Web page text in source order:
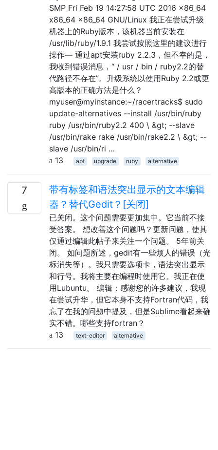
SMP Fri Feb 19 14:27:58 UTC 2016 x86_64
x86_64 x86_64 GNU/Linux 我正在尝试升级
机器上的Ruby版本，该机器当前安装在
/usr/lib/ruby/1.9.1 我尝试按照这里的建议进行
操作— 通过apt安装ruby 2.2.3，但不幸的是，
我收到错误消息，“ / usr / bin / ruby​​2.2的替
代路径不存在”。升级系统以使用Ruby 2.2或更
高版本的正确方法是什么？
myuser@myinstance:~/racertracks$ sudo
update-alternatives --install /usr/bin/ruby
ruby /usr/bin/ruby2.2 400 \ &gt; --slave
/usr/bin/rake rake /usr/bin/rake2.2 \ &gt; --
slave /usr/bin/ri …
13
apt upgrade ruby alternative
7
带有标签和语法突出显示的文本编辑
器？替代Gedit？[关闭]
已关闭。这个问题需要更加集中。它当前不接
受答案。 想改善这个问题吗？更新问题，使其
仅通过编辑此帖子来关注一个问题。 5年前关
闭。 如问题所述，gedit有一些烦人的错误（光
标消失等）。我只需要选项卡，语法突出显示
和行号。我将主要在编程时使用它。我正在使
用Lubuntu。 编辑：感谢您的许多建议，我现
在尝试升华，但它本身不支持Fortran代码，我
忘了在我的问题中提及，但是Sublime看起来确
实不错。哪些支持fortran？
13
text-editor alternative